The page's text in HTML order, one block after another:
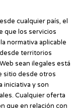
cualquier país, el
que los servicios
normativa aplicable
territorios
sean ilegales está
sitio desde otros
iniciativa y son
Cualquier oferta
que en relación con